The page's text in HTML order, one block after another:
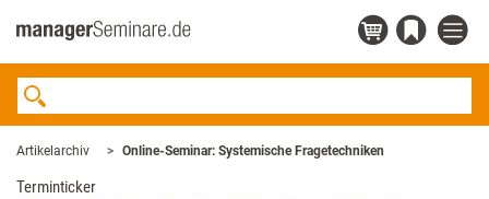
Artikelarchiv Online-Seminar: Systemische Fragetechniken
Terminticker